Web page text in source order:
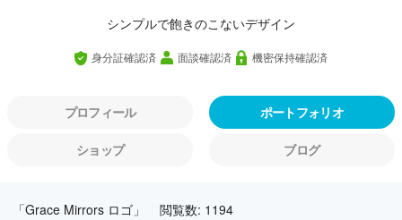
シンプルで飽きのこないデザイン
身分証確認済 面談確認済 機密保持確認済
プロフィール ポートフォリオ
ショップ ブログ
「Grace Mirrors ロゴ」 閲覧数: 1194